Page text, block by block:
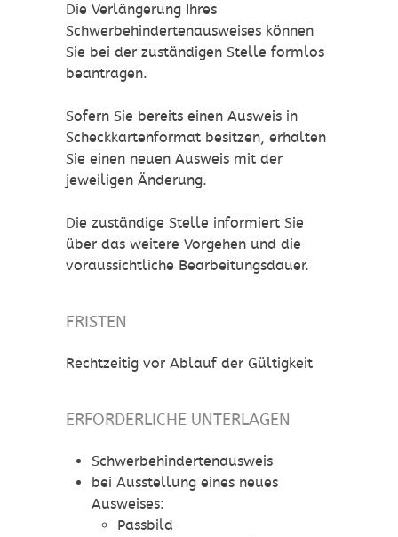
Die Verlängerung Ihres
Schwerbehindertenausweises können
Sie bei der zuständigen Stelle formlos
beantragen.
Sofern Sie bereits einen Ausweis in
Scheckkartenformat besitzen, erhalten
Sie einen neuen Ausweis mit der
jeweiligen Änderung.
Die zuständige Stelle informiert Sie
über das weitere Vorgehen und die
voraussichtliche Bearbeitungsdauer.
FRISTEN
Rechtzeitig vor Ablauf der Gültigkeit
ERFORDERLICHE UNTERLAGEN
Schwerbehindertenausweis
bei Ausstellung eines neues
Ausweises:
Passbild